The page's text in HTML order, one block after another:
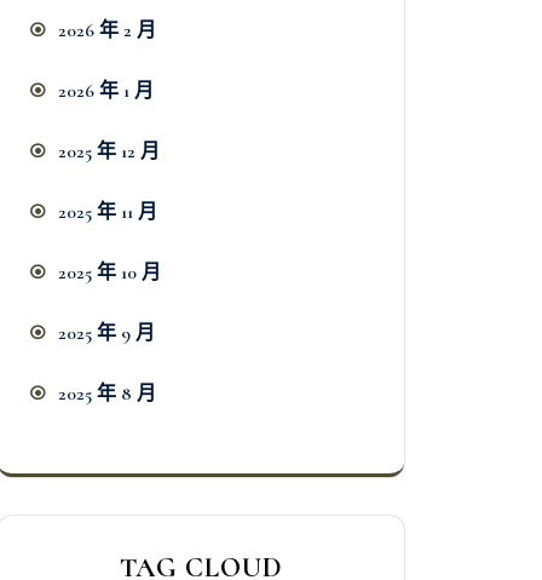
2026 年 2 月
2026 年 1 月
2025 年 12 月
2025 年 11 月
2025 年 10 月
2025 年 9 月
2025 年 8 月
TAG CLOUD